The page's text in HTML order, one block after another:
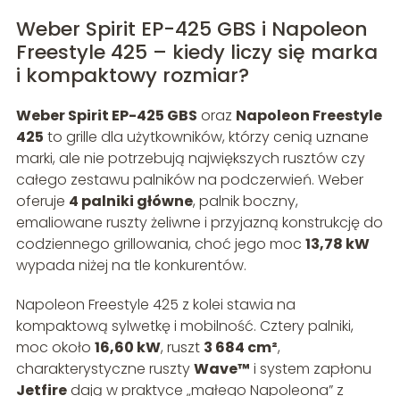
Weber Spirit EP-425 GBS i Napoleon
Freestyle 425 – kiedy liczy się marka
i kompaktowy rozmiar?
Weber Spirit EP-425 GBS oraz Napoleon Freestyle
425 to grille dla użytkowników, którzy cenią uznane
marki, ale nie potrzebują największych rusztów czy
całego zestawu palników na podczerwień. Weber
oferuje 4 palniki główne, palnik boczny,
emaliowane ruszty żeliwne i przyjazną konstrukcję do
codziennego grillowania, choć jego moc 13,78 kW
wypada niżej na tle konkurentów.
Napoleon Freestyle 425 z kolei stawia na
kompaktową sylwetkę i mobilność. Cztery palniki,
moc około 16,60 kW, ruszt 3 684 cm²,
charakterystyczne rusztyWave™ i system zapłonu
Jetfiredają w praktyce „małego Napoleona” z